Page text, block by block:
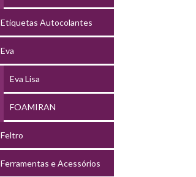
Etiquetas Autocolantes
Eva
Eva Lisa
FOAMIRAN
Feltro
Ferramentas e Acessórios